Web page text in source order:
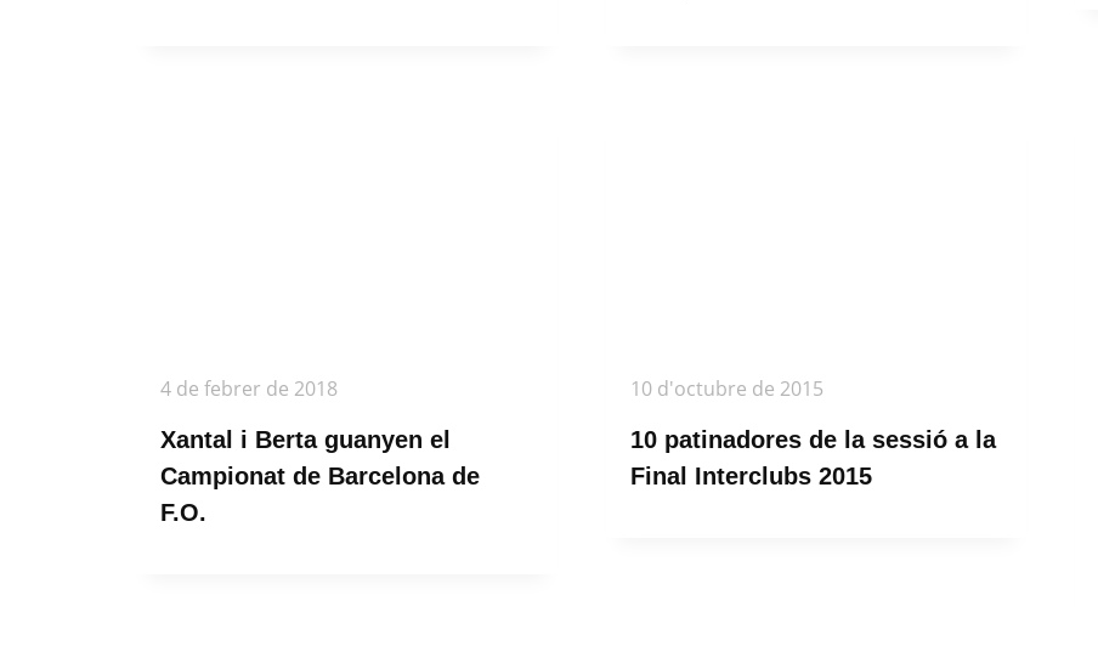
4 de febrer de 2018
Xantal i Berta guanyen el
Campionat de Barcelona de
F.O.
10 d'octubre de 2015
10 patinadores de la sessió a la
Final Interclubs 2015